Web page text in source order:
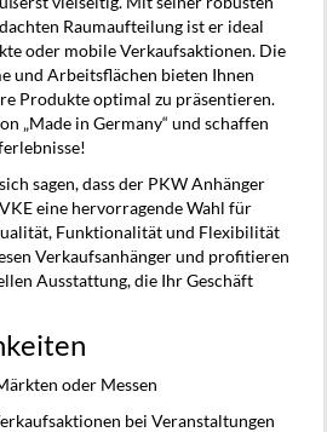
Raumaufteilung ist er ideal
oder mobile Verkaufsaktionen. Die
und Arbeitsflächen bieten Ihnen
Produkte optimal zu präsentieren.
„Made in Germany“ und schaffen
sagen, dass der PKW Anhänger
eine hervorragende Wahl für
Funktionalität und Flexibilität
Verkaufsanhänger und profitieren
Ausstattung, die Ihr Geschäft
oder Messen
bei Veranstaltungen